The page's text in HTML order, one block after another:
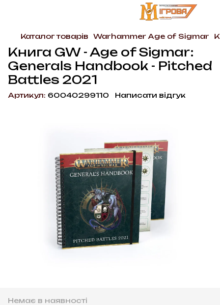
Каталог товарів Warhammer Age of Sigmar
Книга GW - Age of Sigmar:
Generals Handbook - Pitched
Battles 2021
Артикул: 60040299110 Написати відгук
Немає в наявності